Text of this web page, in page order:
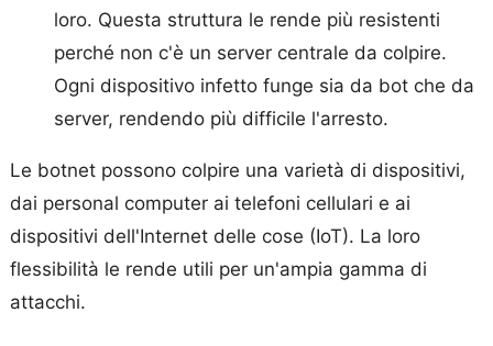
loro. Questa struttura le rende più resistenti
perché non c'è un server centrale da colpire.
Ogni dispositivo infetto funge sia da bot che da
server, rendendo più difficile l'arresto.
Le botnet possono colpire una varietà di dispositivi,
dai personal computer ai telefoni cellulari e ai
dispositivi dell'Internet delle cose (IoT). La loro
flessibilità le rende utili per un'ampia gamma di
attacchi.